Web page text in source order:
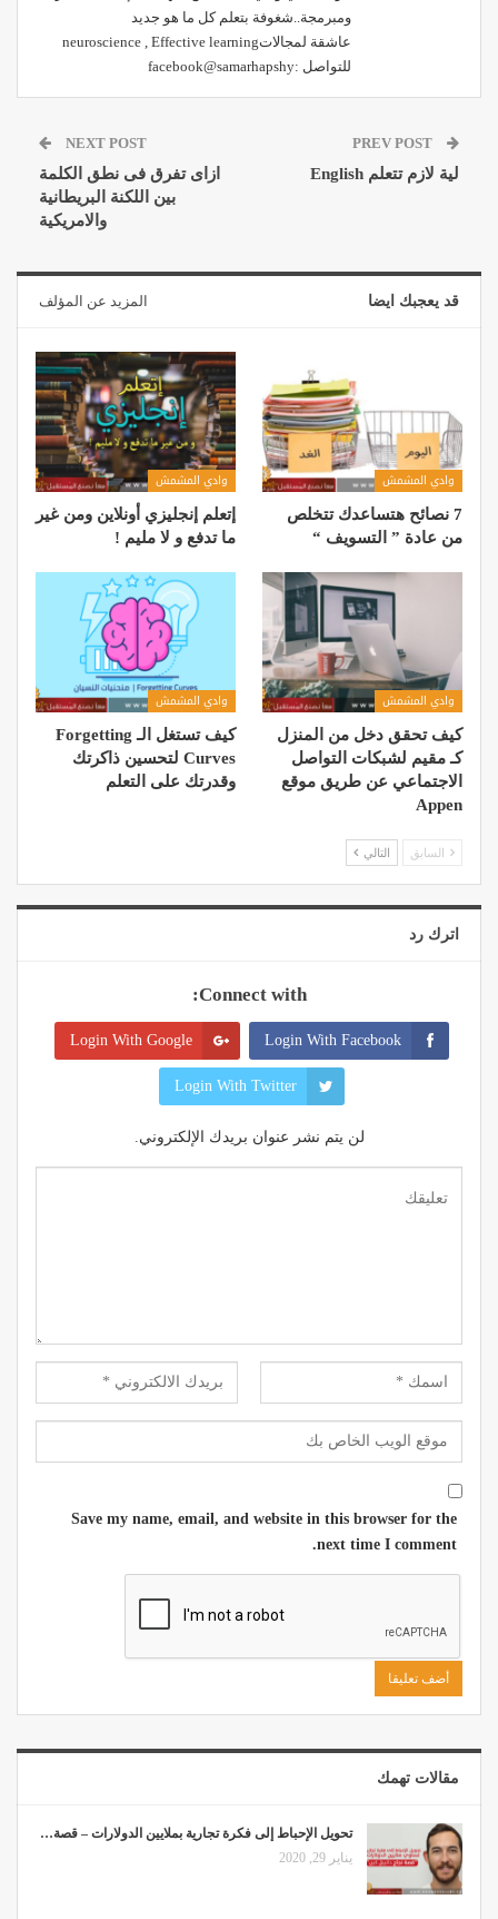
ومبرمجة..شغوفة بتعلم كل ما هو جديد
عاشقة لمجالاتneuroscience , Effective learning
للتواصل :facebook@samarhapshy
لية لازم تتعلم English
NEXT POST
ازاى تفرق فى نطق الكلمة
بين اللكنة البريطانية
والامريكية
قد يعجبك ايضا المزيد عن المؤلف
وادي المشمش
7 نصائح هتساعدك تتخلص
من عادة ” التسويف “
وادي المشمش
إتعلم إنجليزي أونلاين ومن غير
ما تدفع و لا مليم !
وادي المشمش
كيف تحقق دخل من المنزل
كـ مقیم لشبكات التواصل
الاجتماعي عن طریق موقع
Appen
وادي المشمش
كيف تستغل الـ Forgetting
Curves لتحسين ذاكرتك
وقدرتك على التعلم
السابق التالي
اترك رد
Connect with:
Login With Facebook
Login With Google
Login With Twitter
لن يتم نشر عنوان بريدك الإلكتروني.
Save my name, email, and website in this browser for the
next time I comment.
مقالات تهمك
تحويل الإحباط إلى فكرة تجارية بملايين الدولارات – قصة…
يناير 29, 2020